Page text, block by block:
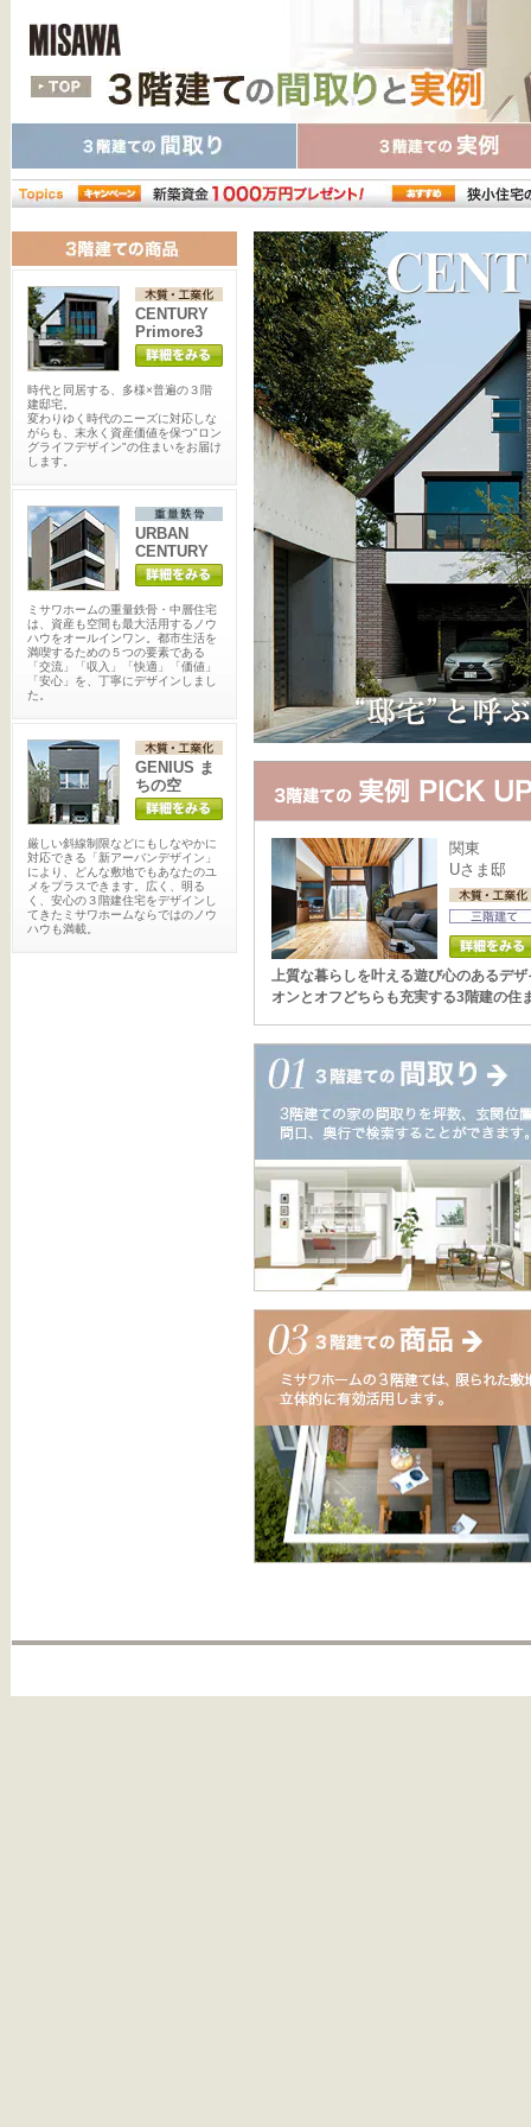
CENTURY
Primore3
時代と同居する、多様×普遍の３階
建邸宅。
変わりゆく時代のニーズに対応しな
がらも、末永く資産価値を保つ"ロン
グライフデザイン"の住まいをお届け
します。
URBAN
CENTURY
ミサワホームの重量鉄骨・中層住宅
は、資産も空間も最大活用するノウ
ハウをオールインワン。都市生活を
満喫するための５つの要素である
「交流」「収入」「快適」「価値」
「安心」を、丁寧にデザインしまし
た。
GENIUS ま
ちの空
厳しい斜線制限などにもしなやかに
対応できる「新アーバンデザイン」
により、どんな敷地でもあなたのユ
メをプラスできます。広く、明る
く、安心の３階建住宅をデザインし
てきたミサワホームならではのノウ
ハウも満載。
関東
Uさま邸
上質な暮らしを叶える遊び心のあるデザ
オンとオフどちらも充実する3階建の住